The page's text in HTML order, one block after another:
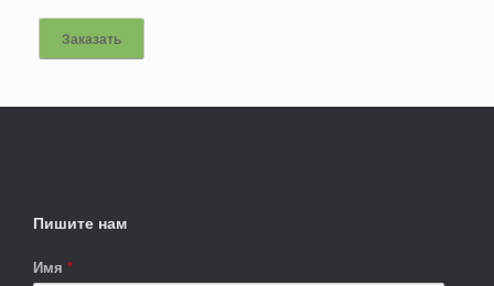
Заказать
Пишите нам
Имя *